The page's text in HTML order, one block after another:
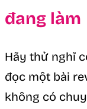
đang làm
Hãy thử nghĩ
đọc một bài
không có